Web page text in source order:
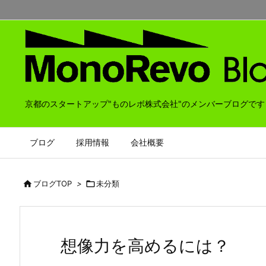
京都のスタートアップ"ものレボ株式会社"のメンバーブログで
ブログ 採用情報 会社概要
ブログTOP > 未分類
想像力を高めるには？